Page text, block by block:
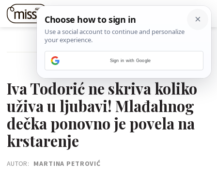
POVRATAK NA ČLANAK
07. KOLOVOZA 2021.
Iva Todorić ne skriva koliko
uživa u ljubavi! Mlađahnog
dečka ponovno je povela na
krstarenje
AUTOR: MARTINA PETROVIĆ
Sign in with Google